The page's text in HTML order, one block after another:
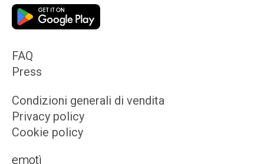
FAQ
Press
Condizioni generali di vendita
Privacy policy
Cookie policy
emotì